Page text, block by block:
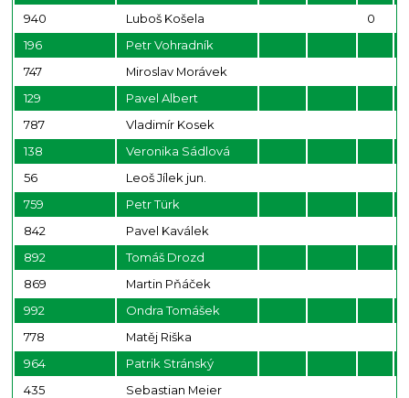
940
Luboš Košela 0
196
Petr Vohradník
747
Miroslav Morávek
129
Pavel Albert
787
Vladimír Kosek
138
Veronika Sádlová
56
Leoš Jílek jun.
759
Petr Türk
842
Pavel Kaválek
892
Tomáš Drozd
869
Martin Pňáček
992
Ondra Tomášek
778
Matěj Riška
964
Patrik Stránský
435
Sebastian Meier